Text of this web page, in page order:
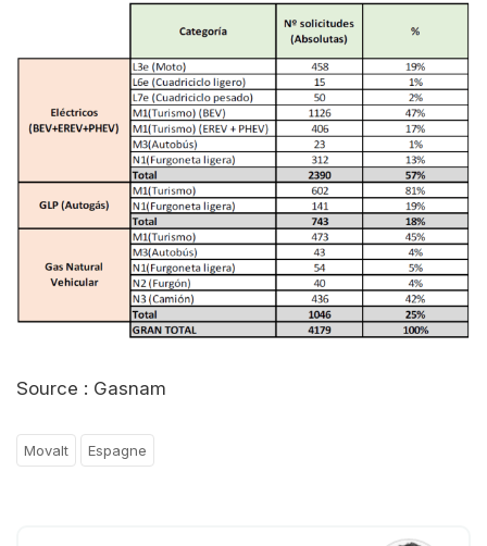
Source : Gasnam
Movalt Espagne